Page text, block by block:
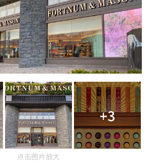
+3
点击图片放大